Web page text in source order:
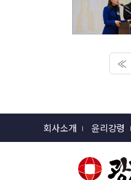
≪
회사소개 윤리강령